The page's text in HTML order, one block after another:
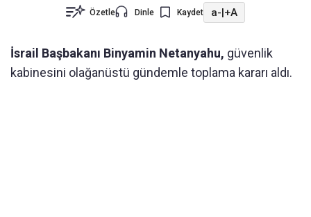
Özetle Dinle Kaydet a-|+A
İsrail Başbakanı Binyamin Netanyahu, güvenlik
kabinesini olağanüstü gündemle toplama kararı aldı.